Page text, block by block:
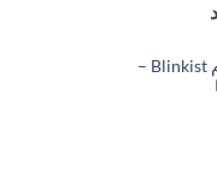
اکانت شخصی پرمیوم Blinkist –